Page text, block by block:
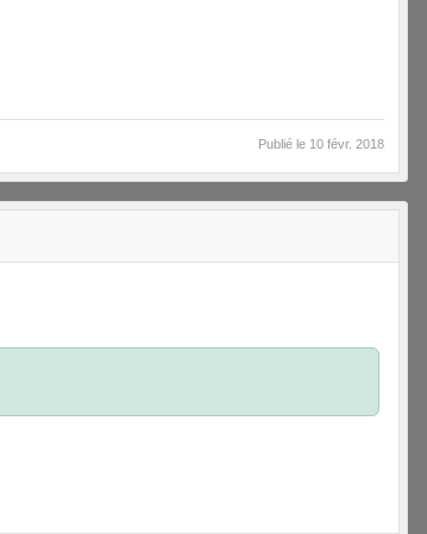
Publié le 10 févr. 2018